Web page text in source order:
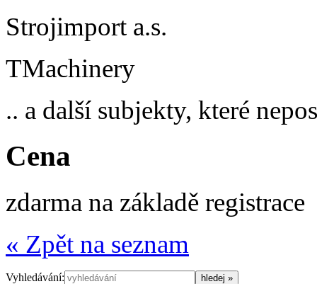
Strojimport a.s.
TMachinery
.. a další subjekty, které
Cena
zdarma na základě registrace
« Zpět na seznam
Vyhledávání: